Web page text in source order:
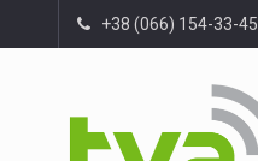
+38 (066) 154-33-45